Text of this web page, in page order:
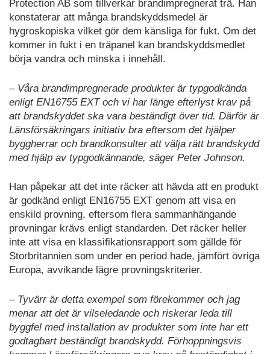
Protection AB som tillverkar brandimpregnerat trä. Han
konstaterar att många brandskyddsmedel är
hygroskopiska vilket gör dem känsliga för fukt. Om det
kommer in fukt i en träpanel kan brandskyddsmedlet
börja vandra och minska i innehåll.
– Våra brandimpregnerade produkter är typgodkända
enligt EN16755 EXT och vi har länge efterlyst krav på
att brandskyddet ska vara beständigt över tid. Därför är
Länsförsäkringars initiativ bra eftersom det hjälper
byggherrar och brandkonsulter att välja rätt brandskydd
med hjälp av typgodkännande, säger Peter Johnson.
Han påpekar att det inte räcker att hävda att en produkt
är godkänd enligt EN16755 EXT genom att visa en
enskild provning, eftersom flera sammanhängande
provningar krävs enligt standarden. Det räcker heller
inte att visa en klassifikationsrapport som gällde för
Storbritannien som under en period hade, jämfört övriga
Europa, avvikande lägre provningskriterier.
– Tyvärr är detta exempel som förekommer och jag
menar att det är vilseledande och riskerar leda till
byggfel med installation av produkter som inte har ett
godtagbart beständigt brandskydd. Förhoppningsvis